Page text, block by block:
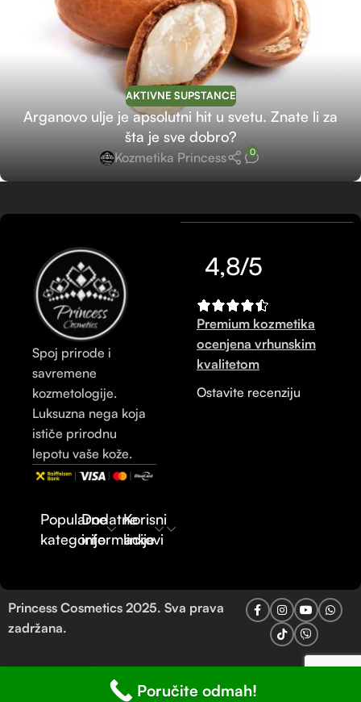
AKTIVNE SUPSTANCE
Arganovo ulje je apsolutni hit u svetu. Znate li za
šta je sve dobro?
Kozmetika Princess 0
Spoj prirode i
savremene
kozmetologije.
Luksuzna nega koja
ističe prirodnu
lepotu vaše kože.
Popularne
kategorije
Dodatne
informacije
Korisni
linkovi
4,8/5
Premium kozmetika
ocenjena vrhunskim
kvalitetom
Ostavite recenziju
Princess Cosmetics 2025. Sva prava
zadržana.
Poručite odmah!